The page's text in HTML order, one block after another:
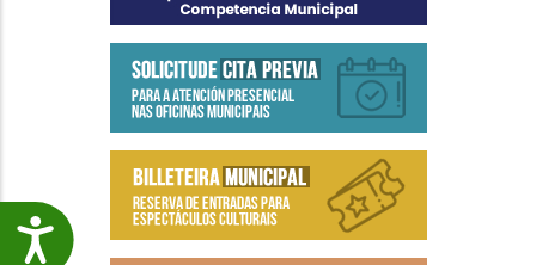
Accesibilidade